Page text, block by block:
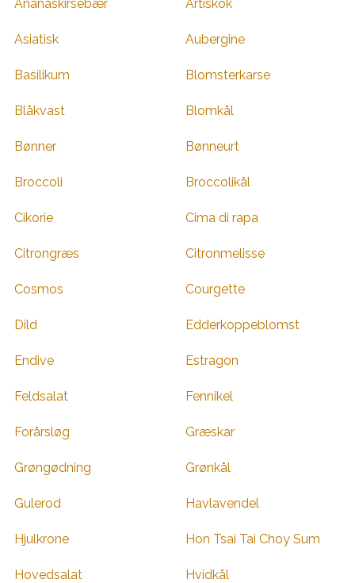
Ananaskirsebær Artiskok
Asiatisk Aubergine
Basilikum Blomsterkarse
Blåkvast Blomkål
Bønner Bønneurt
Broccoli Broccolikål
Cikorie Cima di rapa
Citrongræs Citronmelisse
Cosmos Courgette
Dild Edderkoppeblomst
Endive Estragon
Feldsalat Fennikel
Forårsløg Græskar
Grøngødning Grønkål
Gulerod Havlavendel
Hjulkrone Hon Tsai Tai Choy Sum
Hovedsalat Hvidkål